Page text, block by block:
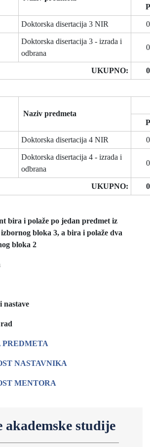
akademske studije
P
Doktorska disertacija 3 NIR 0
Doktorska disertacija 3 - izrada i
odbrana
0
UKUPNO: 0
Naziv predmeta
P
Doktorska disertacija 4 NIR 0
Doktorska disertacija 4 - izrada i
odbrana
0
UKUPNO: 0
bira i polaže po jedan predmet iz
bloka 3, a bira i polaže dva
bloka 2
NASTAVNIKA
MENTORA